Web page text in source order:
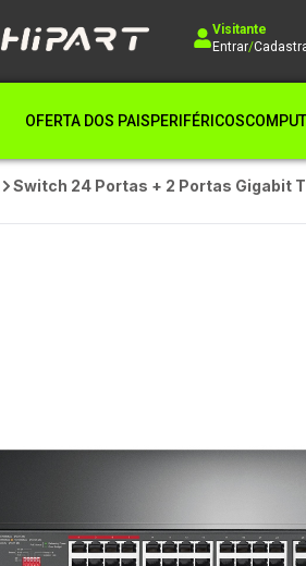
Visitante
Entrar/
OFERTA DOS PAISPERIFÉRICOS
Switch 24 Portas + 2 Portas Gigabit